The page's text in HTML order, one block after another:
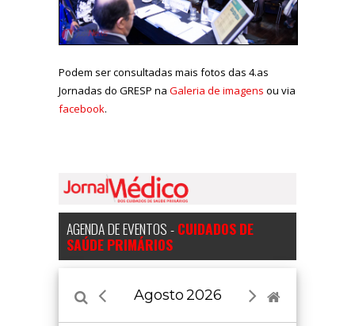
Podem ser consultadas mais fotos das 4.as
Jornadas do GRESP na Galeria de imagens ou via
facebook.
AGENDA DE EVENTOS -CUIDADOS DE
SAÚDE PRIMÁRIOS
Agosto2026